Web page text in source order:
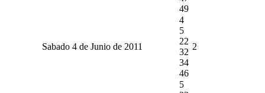
49
Sabado 4 de Junio de 2011
4
5
22
32
34
46
2
5